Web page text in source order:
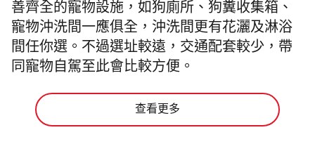
善齊全的寵物設施，如狗廁所、狗糞收集箱、
寵物沖洗間一應俱全，沖洗間更有花灑及淋浴
間任你選。不過選址較遠，交通配套較少，帶
同寵物自駕至此會比較方便。
查看更多